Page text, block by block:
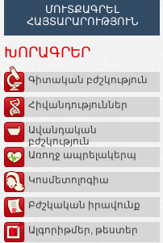
ՄՈՒՏՔԱԳՐԵԼ
ՀԱՅՏԱՐԱՐՈՒԹՅՈՒՆ
ԽՈՐԱԳՐԵՐ
Գիտական բժշկություն
Հիվանդություններ
Ավանդական
բժշկություն
Առողջ ապրելակերպ
Կոսմետոլոգիա
Բժշկական իրավունք
Ալգորիթմեր, թեստեր